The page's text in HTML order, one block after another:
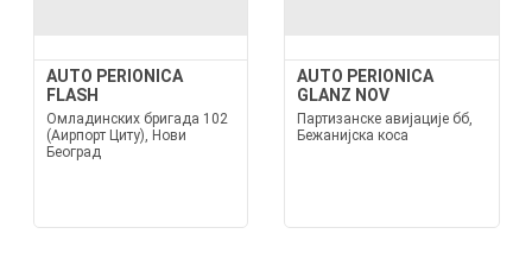
AUTO PERIONICA
FLASH
Омладинских бригада 102
(Аирпорт Цитy), Нови
Београд
AUTO PERIONICA
GLANZ NOV
Партизанске авијације бб,
Бежанијска коса